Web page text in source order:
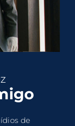
de
and